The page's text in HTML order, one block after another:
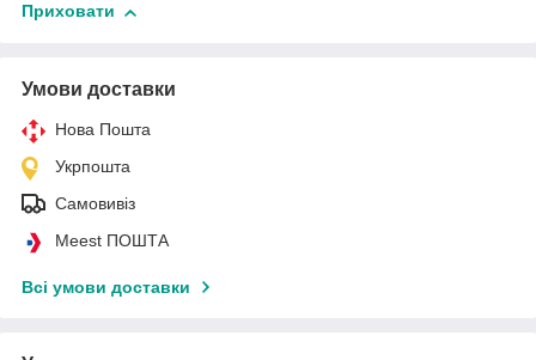
Приховати
Умови доставки
Нова Пошта
Укрпошта
Самовивіз
Meest ПОШТА
Всі умови доставки